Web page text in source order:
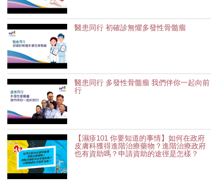
醫患同行 初確診無懼多發性骨髓瘤
醫患同行 多發性骨髓瘤 我們伴你一起向前
行
【濕疹101 你要知道的事情】如何在政府
皮膚科獲得進階治療藥物？進階治療政府
也有資助嗎？申請資助的途徑是怎樣？